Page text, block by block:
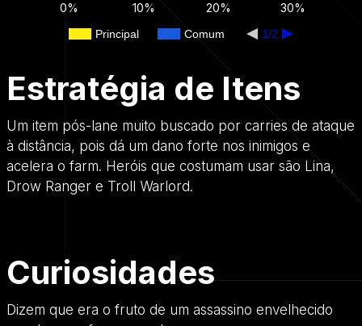
Principal Comum 1/2
0% 10% 20% 30%
Estratégia de Itens
Um item pós-lane muito buscado por carries de ataque
à distância, pois dá um dano forte nos inimigos e
acelera o farm. Heróis que costumam usar são Lina,
Drow Ranger e Troll Warlord.
Curiosidades
Dizem que era o fruto de um assassino envelhecido